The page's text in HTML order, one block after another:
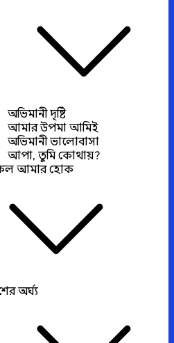
অভিমানী দৃষ্টি
আমার উপমা আমিই
অভিমানী ভালোবাসা
আপা, তুমি কোথায়?
আমার হোক
অর্ঘ্য